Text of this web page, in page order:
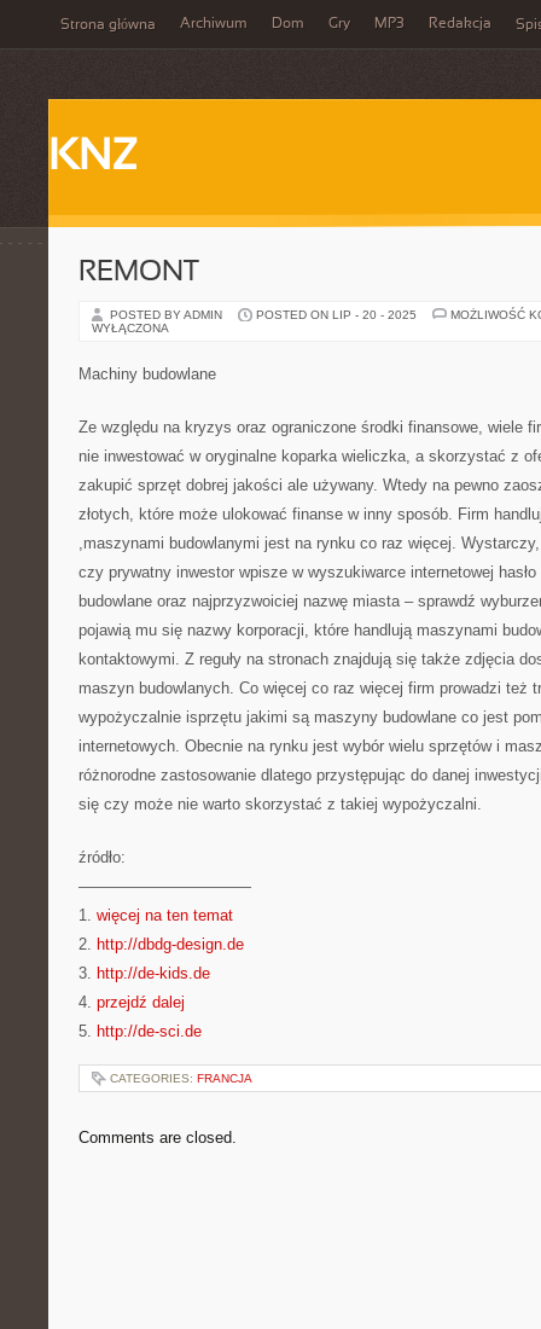
Strona główna Archiwum Dom Gry MP3 Redakcja
KNZ
REMONT
POSTED BY ADMIN POSTED ON LIP - 20 - 2025
MOŻLIWOŚĆ
WYŁĄCZONA
Machiny budowlane
Ze względu na kryzys oraz ograniczone środki finansowe, wiele
nie inwestować w oryginalne koparka wieliczka, a skorzystać z
zakupić sprzęt dobrej jakości ale używany. Wtedy na pewno
złotych, które może ulokować finanse w inny sposób. Firm
,maszynami budowlanymi jest na rynku co raz więcej.
czy prywatny inwestor wpisze w wyszukiwarce internetowej
budowlane oraz najprzyzwoiciej nazwę miasta – sprawdź
pojawią mu się nazwy korporacji, które handlują maszynami
kontaktowymi. Z reguły na stronach znajdują się także zdjęcia
maszyn budowlanych. Co więcej co raz więcej firm prowadzi też
wypożyczalnie isprzętu jakimi są maszyny budowlane co jest
internetowych. Obecnie na rynku jest wybór wielu sprzętów i
różnorodne zastosowanie dlatego przystępując do danej
się czy może nie warto skorzystać z takiej wypożyczalni.
źródło:
———————————
1. więcej na ten temat
2. http://dbdg-design.de
3. http://de-kids.de
4. przejdź dalej
5. http://de-sci.de
CATEGORIES: FRANCJA
Comments are closed.